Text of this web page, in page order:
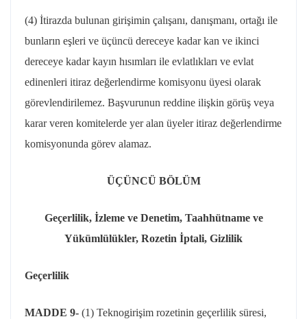
(4) İtirazda bulunan girişimin çalışanı, danışmanı, ortağı ile
bunların eşleri ve üçüncü dereceye kadar kan ve ikinci
dereceye kadar kayın hısımları ile evlatlıkları ve evlat
edinenleri itiraz değerlendirme komisyonu üyesi olarak
görevlendirilemez. Başvurunun reddine ilişkin görüş veya
karar veren komitelerde yer alan üyeler itiraz değerlendirme
komisyonunda görev alamaz.
ÜÇÜNCÜ BÖLÜM
Geçerlilik, İzleme ve Denetim, Taahhütname ve
Yükümlülükler, Rozetin İptali, Gizlilik
Geçerlilik
MADDE 9- (1) Teknogirişim rozetinin geçerlilik süresi,